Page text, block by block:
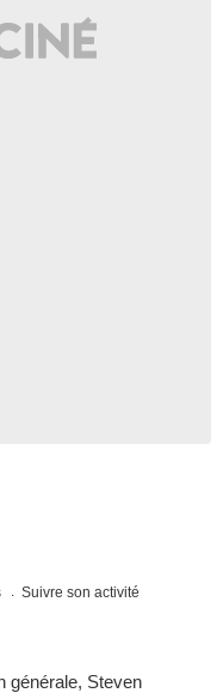
Suivre son activité
générale, Steven